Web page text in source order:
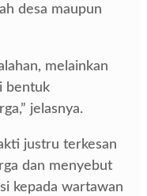
desa maupun
melainkan
bentuk
jelasnya.
justru terkesan
dan menyebut
kepada wartawan